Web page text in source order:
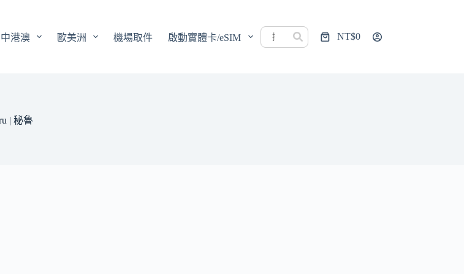
中港澳 歐美洲 機場取件 啟動實體卡/eSIM
購
NT$0
| 秘魯